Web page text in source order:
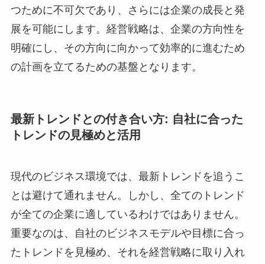
つために不可欠であり、さらには企業の成長と発
展を可能にします。経営戦略は、企業の方向性を
明確にし、その方向に向かって効率的に進むため
の計画を立てるための基盤となります。
最新トレンドとの付き合い方: 自社に合った
トレンドの見極めと活用
現代のビジネス環境では、最新トレンドを追うこ
とは避けて通れません。しかし、全てのトレンド
が全ての企業に適しているわけではありません。
重要なのは、自社のビジネスモデルや目標に合っ
たトレンドを見極め、それを経営戦略に取り入れ